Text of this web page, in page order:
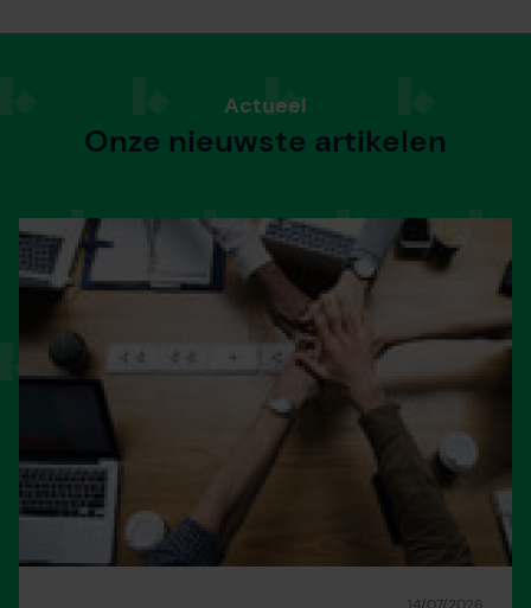
Actueel
Onze nieuwste artikelen
14/07/2026